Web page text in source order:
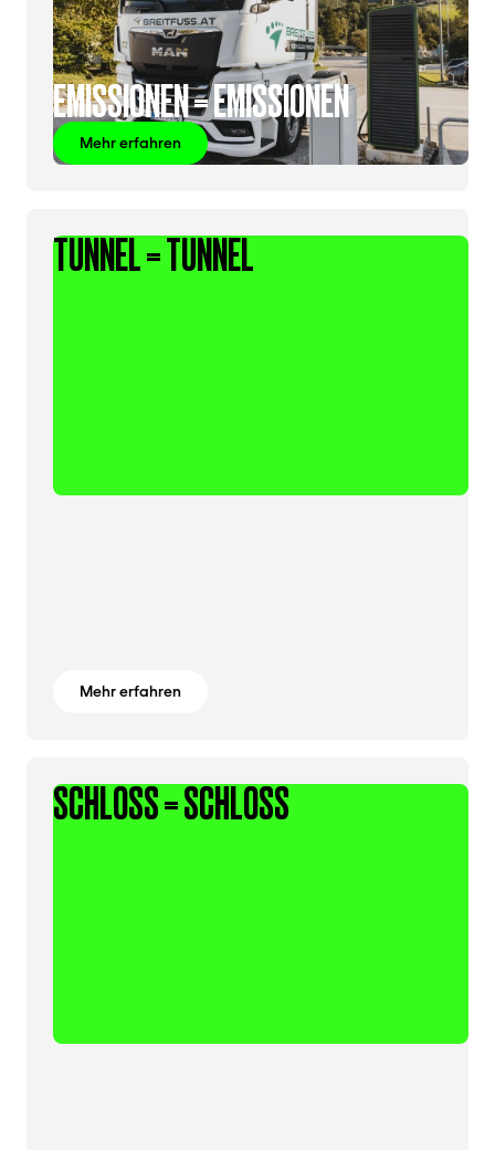
EMISSIONEN = EMISSIONEN
Mehr erfahren
TUNNEL = TUNNEL
Mehr erfahren
SCHLOSS = SCHLOSS